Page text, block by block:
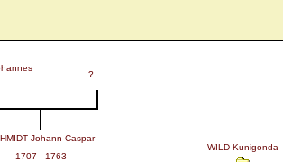
?
Johann Caspar
1707 - 1763
WILD Kunigonda